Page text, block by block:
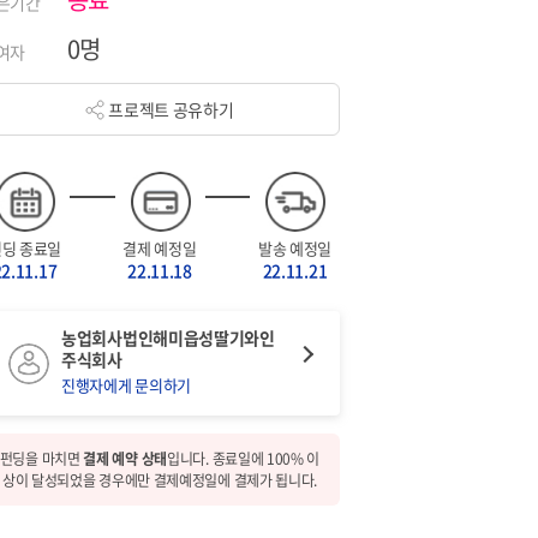
자 0명
프로젝트 공유하기
종료일 결제 예정일
22.11.18
발송 예정일
22.11.21
농업회사법인해미읍성딸기와인
주식회사
진행자에게 문의하기
펀딩을 마치면결제 예약 상태입니다. 종료일에 100% 이
상이 달성되었을 경우에만 결제예정일에 결제가 됩니다.